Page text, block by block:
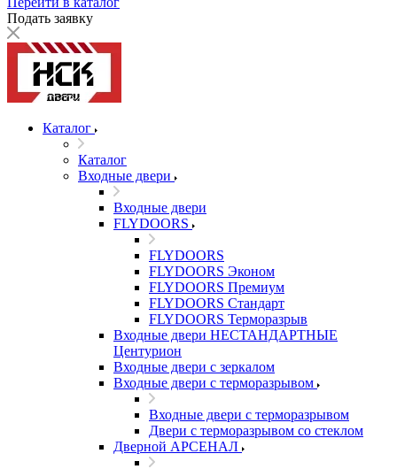
Подать заявку
Каталог
Каталог
Входные двери
Входные двери
FLYDOORS
FLYDOORS
FLYDOORS Эконом
FLYDOORS Премиум
FLYDOORS Стандарт
FLYDOORS Терморазрыв
Входные двери НЕСТАНДАРТНЫЕ
Центурион
Входные двери с зеркалом
Входные двери с терморазрывом
Входные двери с терморазрывом
Двери с терморазрывом со стеклом
Дверной АРСЕНАЛ